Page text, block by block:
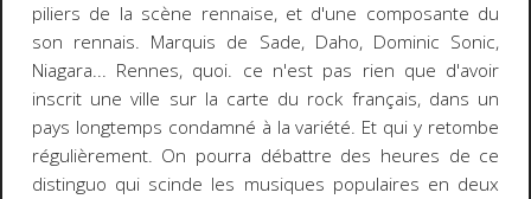
piliers de la scène rennaise, et d'une composante du
son rennais. Marquis de Sade, Daho, Dominic Sonic,
Niagara... Rennes, quoi. ce n'est pas rien que d'avoir
inscrit une ville sur la carte du rock français, dans un
pays longtemps condamné à la variété. Et qui y retombe
régulièrement. On pourra débattre des heures de ce
distinguo qui scinde les musiques populaires en deux